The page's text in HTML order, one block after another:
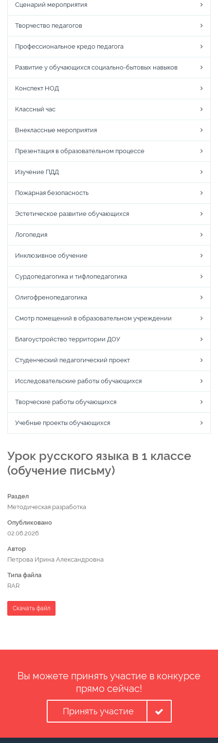
Сценарий мероприятия
Творчество педагогов
Профессиональное кредо педагога
Развитие у обучающихся социально-бытовых навыков
Конспект НОД
Классный час
Внеклассные мероприятия
Презентация в образовательном процессе
Изучение ПДД
Пожарная безопасность
Эстетическое развитие обучающихся
Логопедия
Инклюзивное обучение
Сурдопедагогика и тифлопедагогика
Олигофренопедагогика
Смотр помещений в образовательном учреждении
Благоустройство территории ДОУ
Студенческий педагогический проект
Исследовательские работы обучающихся
Творческие работы обучающихся
Учебные проекты обучающихся
Урок русского языка в 1 классе
(обучение письму)
Раздел
Методическая разработка
Опубликовано
02.06.2026
Автор
Петрова Ирина Александровна
Типа файла
RAR
Скачать файл
Вы можете принять участие в конкурсе
прямо сейчас!
Принять участие